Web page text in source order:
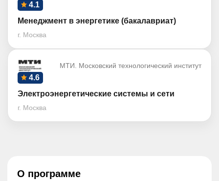
4.1
Менеджмент в энергетике (бакалавриат)
г. Москва
МТИ. Московский технологический институт
4.6
Электроэнергетические системы и сети
г. Москва
О программе